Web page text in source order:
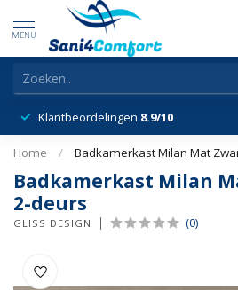
MENU
Klantbeordelingen 8.9/10
Home / Badkamerkast Milan Mat
Badkamerkast Milan
2-deurs
GLISS DESIGN (0)